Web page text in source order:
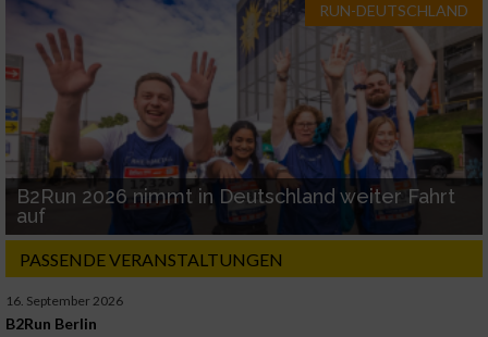
RUN-DEUTSCHLAND
B2Run 2026 nimmt in Deutschland weiter Fahrt
auf
PASSENDE VERANSTALTUNGEN
16. September 2026
B2Run Berlin